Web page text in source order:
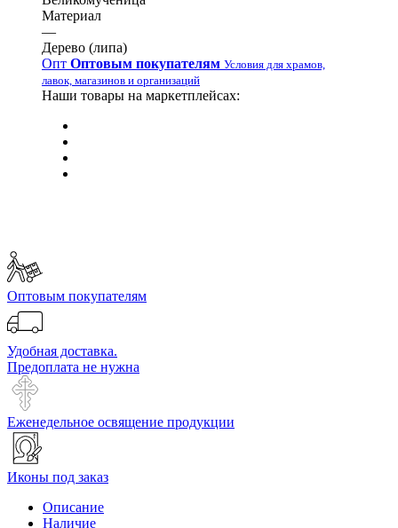
Материал
—
Дерево (липа)
Опт Оптовым покупателям Условия для храмов,
лавок, магазинов и организаций
Наши товары на маркетплейсах:
Оптовым покупателям
Удобная доставка.
Предоплата не нужна
Еженедельное освящение продукции
Иконы под заказ
Описание
Наличие